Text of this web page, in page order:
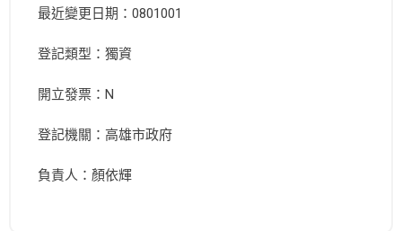
最近變更日期：0801001
登記類型：獨資
開立發票：N
登記機關：高雄市政府
負責人：顏依輝